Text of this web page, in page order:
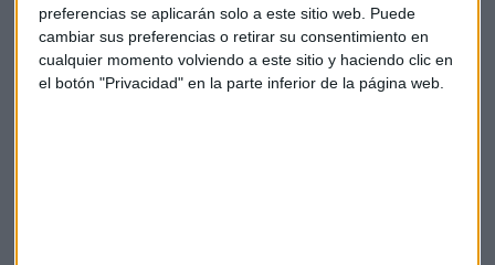
preferencias se aplicarán solo a este sitio web. Puede
cambiar sus preferencias o retirar su consentimiento en
cualquier momento volviendo a este sitio y haciendo clic en
el botón "Privacidad" en la parte inferior de la página web.
Victor Gutiérrez de Tena cedió la moderación a personas
referentes del mundo de los contenidos que fueron los
encargados de preguntar.